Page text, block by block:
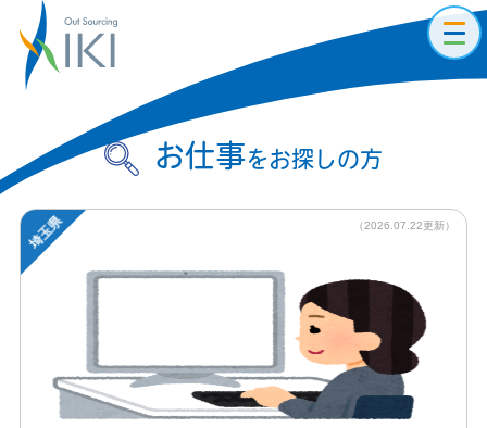
お仕事をお探しの方
（2026.07.22更新）
埼玉県